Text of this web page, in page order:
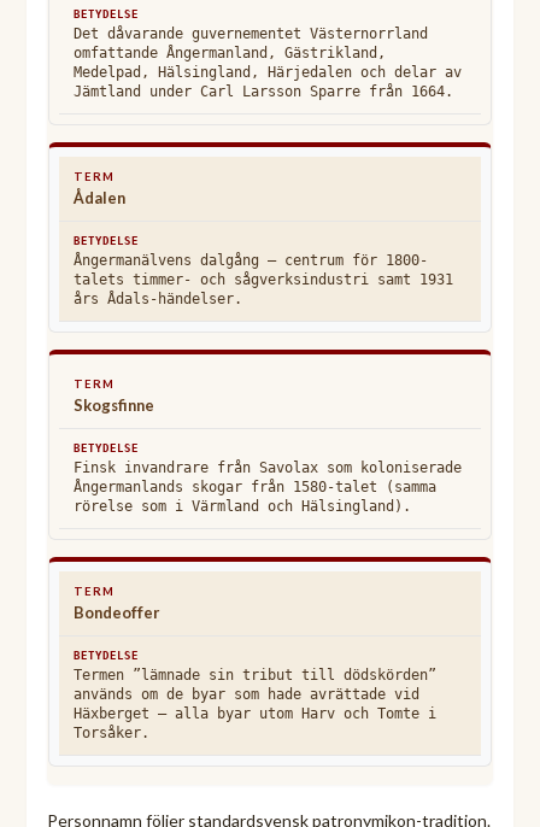
Det dåvarande guvernementet Västernorrland
omfattande Ångermanland, Gästrikland,
Medelpad, Hälsingland, Härjedalen och delar av
Jämtland under Carl Larsson Sparre från 1664.
Ådalen
Ångermanälvens dalgång – centrum för 1800-
talets timmer- och sågverksindustri samt 1931
års Ådals-händelser.
Skogsfinne
Finsk invandrare från Savolax som koloniserade
Ångermanlands skogar från 1580-talet (samma
rörelse som i Värmland och Hälsingland).
Bondeoffer
Termen ”lämnade sin tribut till dödskörden”
används om de byar som hade avrättade vid
Häxberget — alla byar utom Harv och Tomte i
Torsåker.
Personnamn följer standardsvensk patronymikon-tradition.